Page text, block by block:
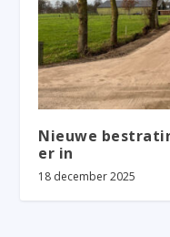
Nieuwe
er in
18 december 2025